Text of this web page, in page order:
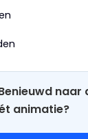
naar
animatie?